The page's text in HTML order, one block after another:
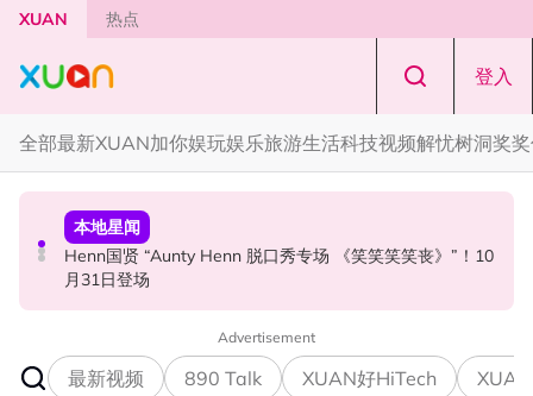
Skip to main content
XUAN 热点
登入
全部最新XUAN加你娱玩娱乐旅游生活科技视频解忧树洞奖
本地星闻
Henn国贤 “Aunty Henn 脱口秀专场 《笑笑笑笑丧》”！10
月31日登场
国际星闻
Tom Holland “Spiderman” 替身曝光！“替完蜘蛛人，马上
又去演忍者”
活动
Cadbury Dairy Milk x Lotus Biscoff 登陆大马！
Advertisement
最新视频 890 Talk XUAN好HiTech